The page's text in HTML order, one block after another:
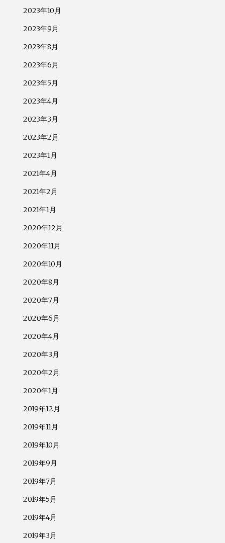
2023年10月
2023年9月
2023年8月
2023年6月
2023年5月
2023年4月
2023年3月
2023年2月
2023年1月
2021年4月
2021年2月
2021年1月
2020年12月
2020年11月
2020年10月
2020年8月
2020年7月
2020年6月
2020年4月
2020年3月
2020年2月
2020年1月
2019年12月
2019年11月
2019年10月
2019年9月
2019年7月
2019年5月
2019年4月
2019年3月